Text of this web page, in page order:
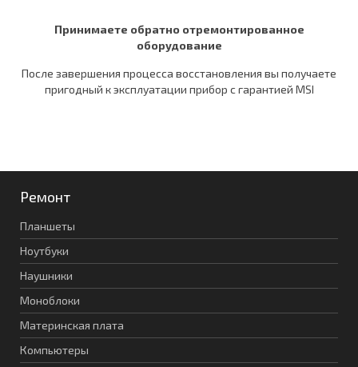
Принимаете обратно отремонтированное
оборудование
После завершения процесса восстановления вы получаете
пригодный к эксплуатации прибор c гарантией MSI
Ремонт
Планшеты
Ноутбуки
Наушники
Моноблоки
Материнская плата
Компьютеры